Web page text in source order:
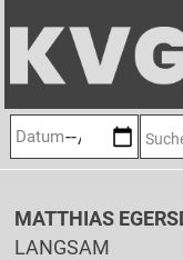
MATTHIAS
LANGSAM